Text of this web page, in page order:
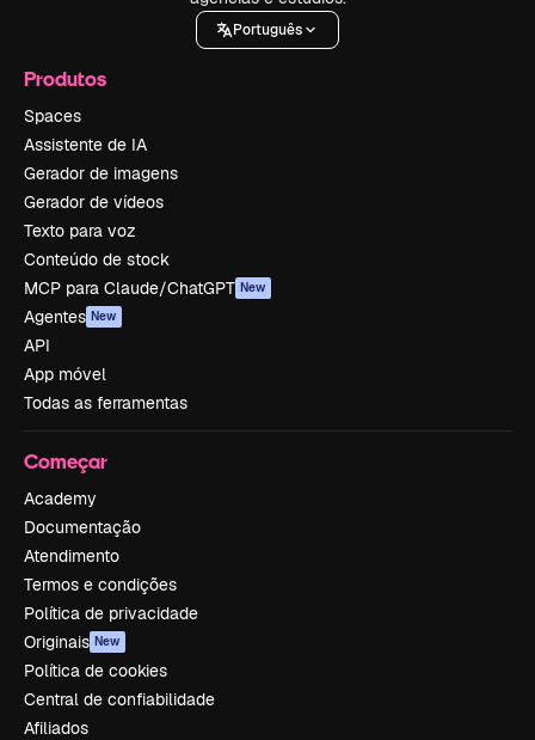
Português
Produtos
Spaces
Assistente de IA
Gerador de imagens
Gerador de vídeos
Texto para voz
Conteúdo de stock
MCP para Claude/ChatGPT New
Agentes New
API
App móvel
Todas as ferramentas
Começar
Academy
Documentação
Atendimento
Termos e condições
Política de privacidade
Originais New
Política de cookies
Central de confiabilidade
Afiliados